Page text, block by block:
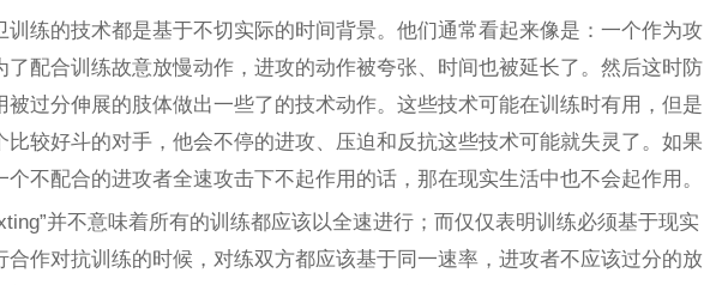
训练的技术都是基于不切实际的时间背景。他们通常看起来像是：一个作为攻
了配合训练故意放慢动作，进攻的动作被夸张、时间也被延长了。然后这时防
被过分伸展的肢体做出一些了的技术动作。这些技术可能在训练时有用，但是
比较好斗的对手，他会不停的进攻、压迫和反抗这些技术可能就失灵了。如果
个不配合的进攻者全速攻击下不起作用的话，那在现实生活中也不会起作用。
并不意味着所有的训练都应该以全速进行；而仅仅表明训练必须基于现实
合作对抗训练的时候，对练双方都应该基于同一速率，进攻者不应该过分的放